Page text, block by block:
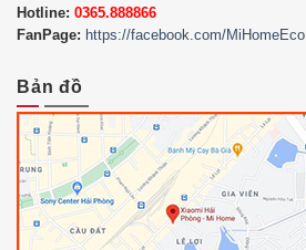
Hotline: 0365.888866
FanPage: https://facebook.com/MiHomeEco
Bản đồ